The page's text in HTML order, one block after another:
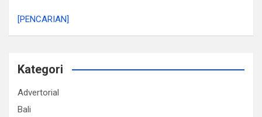
[PENCARIAN]
Kategori
Advertorial
Bali